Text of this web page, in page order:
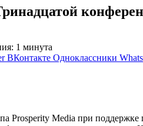
1 минута
ВКонтакте Одноклассники
Prosperity Media при